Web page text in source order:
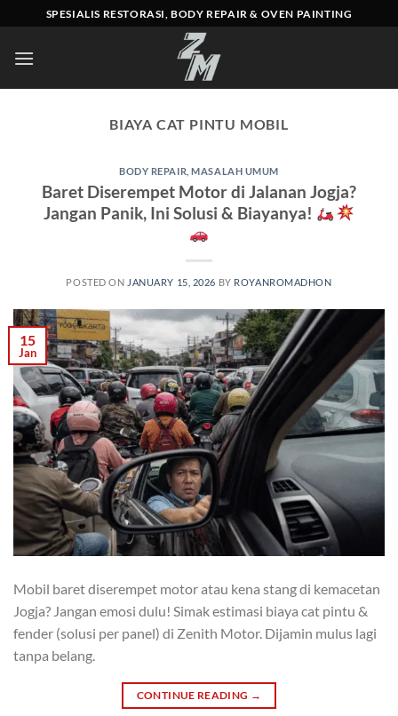
to
content
SPESIALIS RESTORASI, BODY REPAIR & OVEN PAINTING
BIAYA CAT PINTU MOBIL
BODY REPAIR ,MASALAH UMUM
Baret Diserempet Motor di Jalanan Jogja?
Jangan Panik, Ini Solusi & Biayanya!
POSTED ON JANUARY 15, 2026 BY ROYANROMADHON
15
Jan
Mobil baret diserempet motor atau kena stang di kemacetan
Jogja? Jangan emosi dulu! Simak estimasi biaya cat pintu &
fender (solusi per panel) di Zenith Motor. Dijamin mulus lagi
tanpa belang.
CONTINUE READING →